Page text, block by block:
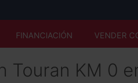
50 años a su servicio
FINANCIACIÓN VENDER
Touran KM 0